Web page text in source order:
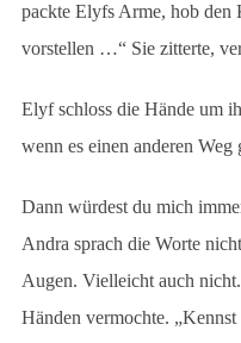
packte Elyfs Arme, hob
vorstellen …“ Sie zitterte,
Elyf schloss die Hände um
wenn es einen anderen Weg
Dann würdest du mich
Andra sprach die Worte
Augen. Vielleicht auch
Händen vermochte.